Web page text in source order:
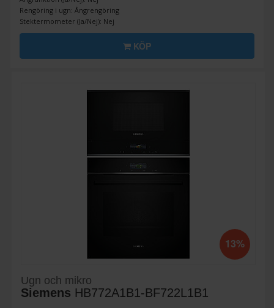
Rengöring i ugn: Ångrengöring
Stektermometer (Ja/Nej): Nej
KÖP
13%
Ugn och mikro
Siemens HB772A1B1-BF722L1B1